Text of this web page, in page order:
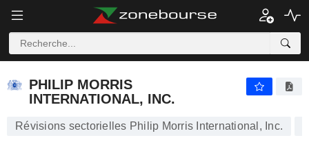
PHILIP MORRIS
INTERNATIONAL, INC.
Révisions sectorielles Philip Morris International, Inc.